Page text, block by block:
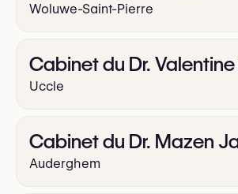
Woluwe-Saint-Pierre
Cabinet du Dr.
Uccle
Cabinet du Dr. Mazen
Auderghem